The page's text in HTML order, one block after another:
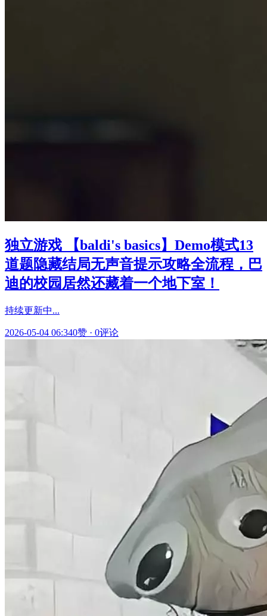
独立游戏 【baldi's basics】Demo模式13
道题隐藏结局无声音提示攻略全流程，巴
迪的校园居然还藏着一个地下室！
持续更新中...
2026-05-04 06:340赞 · 0评论